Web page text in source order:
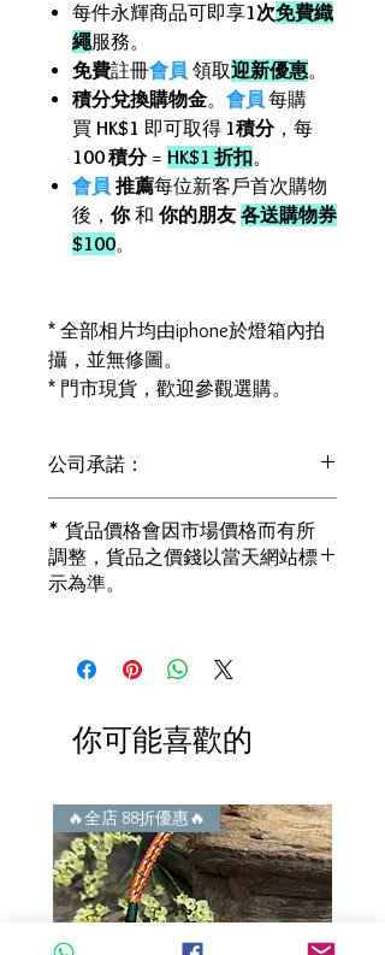
每件永輝商品可即享1次免費織
繩服務。
免費註冊會員 領取迎新優惠。
積分兌換購物金。 會員 每購
買 HK$1 即可取得 1積分，每
100 積分= HK$1 折扣。
會員 推薦每位新客戶首次購物
後， 你和 你的朋友 各送購物券
$100。
* 全部相片均由iphone於燈箱內拍
攝，並無修圖。
* 門市現貨，歡迎參觀選購。
公司承諾：
冇加色！冇化妝！
i) 所有已鑲玉器珠寶丶玉鐲丶擺件皆 奉
送 [香港翡翠鑑証書]
i) 成色足。冇鍍金！冇包金！冇假金！
3) 顧客所花費一分一毫全部都是珠寶本
i) 無佣金！無租金！無買手費！真真正
正行內批發價。
謝絕紙上談兵。
* 貨品價格會因市場價格而有所
調整，貨品之價錢以當天網站標
示為準。
你可能喜歡的
🔥全店 88折優惠🔥